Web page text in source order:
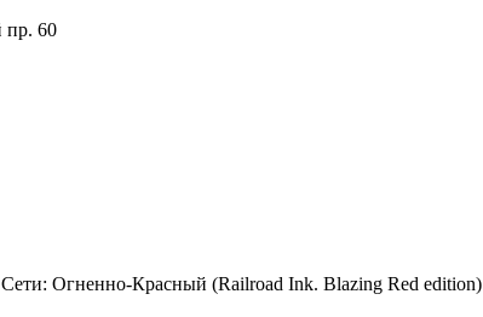
пр. 60
Огненно-Красный (Railroad Ink. Blazing Red edition)